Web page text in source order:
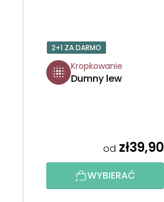
2+1 ZA DARMO
Kropkowanie
Dumny lew
od zł39,90
WYBIERAĆ